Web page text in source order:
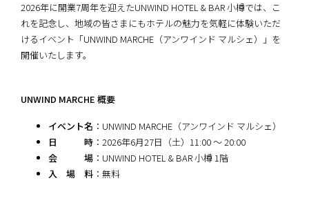
2026年に開業7周年を迎えたUNWIND HOTEL & BAR 小樽では、こ
れを記念し、地域の皆さまにもホテルの魅力を気軽に体験いただ
けるイベント「UNWIND MARCHE（アンワインド マルシェ）」を
開催いたします。
UNWIND MARCHE 概要
イベント名 ：UNWIND MARCHE（アンワインド マルシェ）
日 時 ：2026年6月27日（土）11:00 ～ 20:00
会 場 ：UNWIND HOTEL & BAR 小樽 1階
入 場 料 ：無料